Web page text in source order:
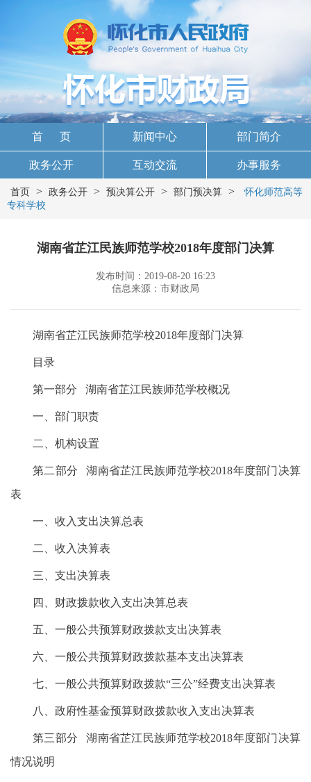
首 页 新闻中心 部门简介
政务公开 互动交流 办事服务
首页 > 政务公开 > 预决算公开 > 部门预决算 >
怀化师范高等
专科学校
湖南省芷江民族师范学校2018年度部门决算
发布时间：2019-08-20 16:23
信息来源：市财政局
湖南省芷江民族师范学校2018年度部门决算
目录
第一部分 湖南省芷江民族师范学校概况
一、部门职责
二、机构设置
第二部分 湖南省芷江民族师范学校2018年度部门决算
表
一、收入支出决算总表
二、收入决算表
三、支出决算表
四、财政拨款收入支出决算总表
五、一般公共预算财政拨款支出决算表
六、一般公共预算财政拨款基本支出决算表
七、一般公共预算财政拨款“三公”经费支出决算表
八、政府性基金预算财政拨款收入支出决算表
第三部分 湖南省芷江民族师范学校2018年度部门决算
情况说明